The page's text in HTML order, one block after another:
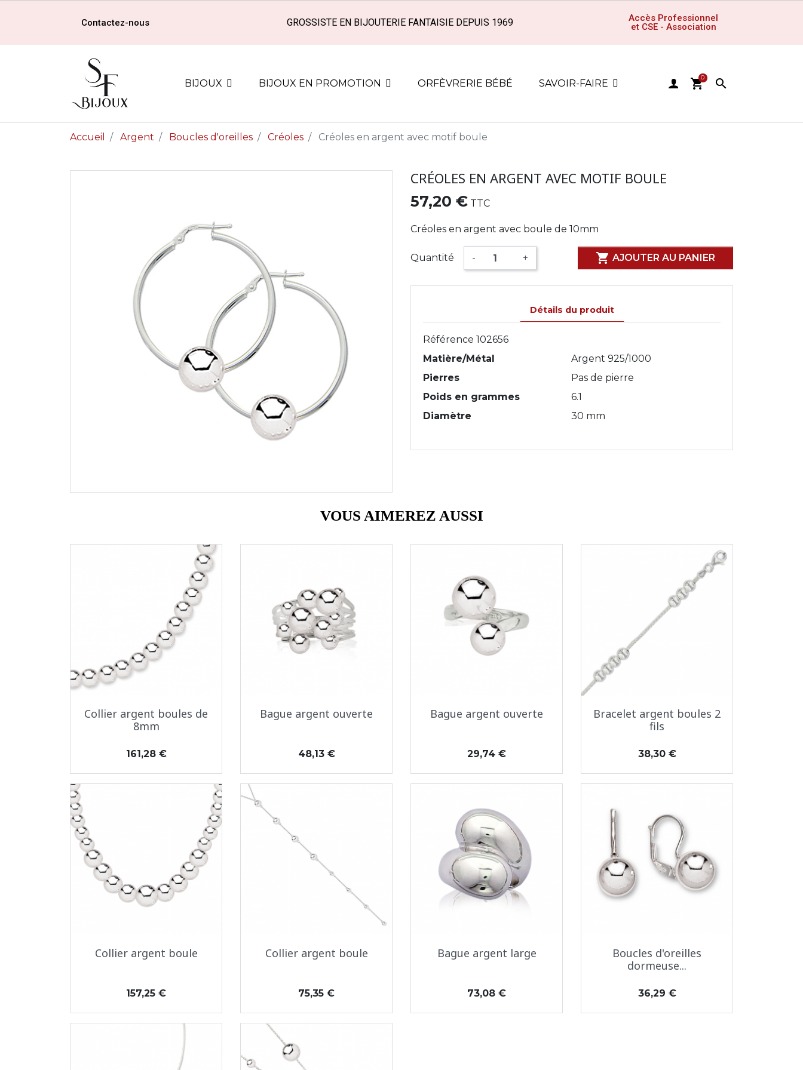
Contactez-nous GROSSISTE EN BIJOUTERIE FANTAISIE DEPUIS 1969
Accès Professionnel
et CSE - Association
BIJOUX BIJOUX EN PROMOTION ORFÈVRERIE BÉBÉ SAVOIR-FAIRE shopping_cart
0 
Accueil Argent Boucles d'oreilles Créoles Créoles en argent avec motif boule
CRÉOLES EN ARGENT AVEC MOTIF BOULE
57,20 € TTC
Créoles en argent avec boule de 10mm
Quantité - +  AJOUTER AU PANIER
Détails du produit
Référence 102656
Matière/Métal
Argent 925/1000
Pierres
Pas de pierre
Poids en grammes
6.1
Diamètre
30 mm
VOUS AIMEREZ AUSSI
Aperçu rapide
Collier argent boules de
8mm
Prix
161,28 €
Aperçu rapide
Bague argent ouverte
Prix
48,13 €
Aperçu rapide
Bague argent ouverte
Prix
29,74 €
 Aperçu rapide
Bracelet argent boules 2
fils
Prix
38,30 €
 Aperçu rapide
Collier argent boule
Prix
157,25 €
 Aperçu rapide
Collier argent boule
Prix
75,35 €
Aperçu rapide
Bague argent large
Prix
73,08 €
Aperçu rapide
Boucles d'oreilles
dormeuse...
Prix
36,29 €